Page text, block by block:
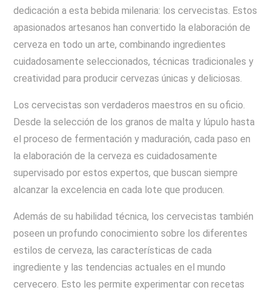
dedicación a esta bebida milenaria: los cervecistas. Estos
apasionados artesanos han convertido la elaboración de
cerveza en todo un arte, combinando ingredientes
cuidadosamente seleccionados, técnicas tradicionales y
creatividad para producir cervezas únicas y deliciosas.
Los cervecistas son verdaderos maestros en su oficio.
Desde la selección de los granos de malta y lúpulo hasta
el proceso de fermentación y maduración, cada paso en
la elaboración de la cerveza es cuidadosamente
supervisado por estos expertos, que buscan siempre
alcanzar la excelencia en cada lote que producen.
Además de su habilidad técnica, los cervecistas también
poseen un profundo conocimiento sobre los diferentes
estilos de cerveza, las características de cada
ingrediente y las tendencias actuales en el mundo
cervecero. Esto les permite experimentar con recetas